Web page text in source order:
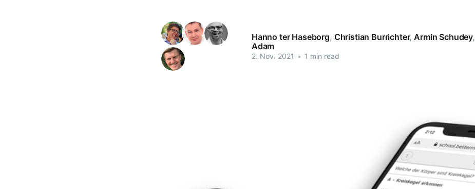
Hanno ter Haseborg, Christian Burrichter, Armin Schudey,
Adam
2. Nov. 2021 • 1 min read